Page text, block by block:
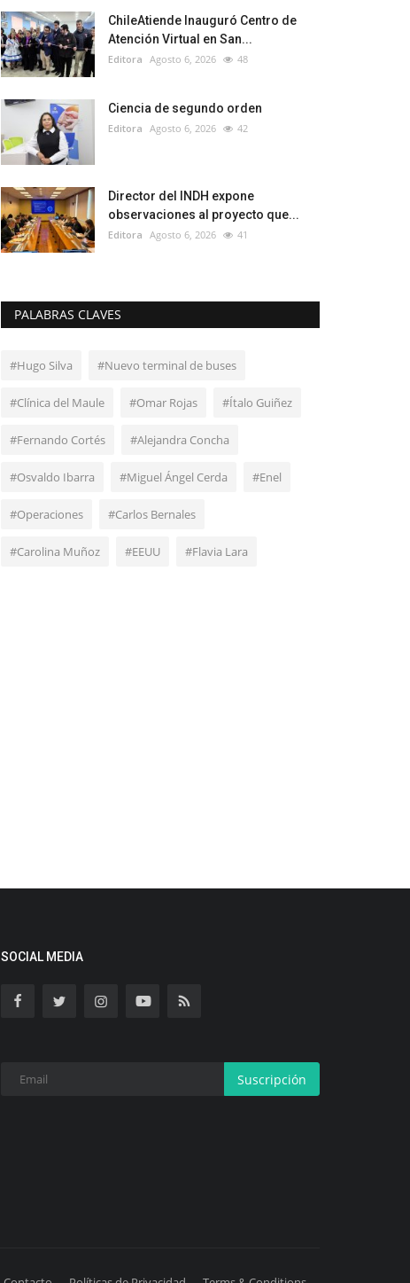
ChileAtiende Inauguró Centro de
Atención Virtual en San...
Editora Agosto 6, 2026 48
Ciencia de segundo orden
Editora Agosto 6, 2026 42
Director del INDH expone
observaciones al proyecto que...
Editora Agosto 6, 2026 41
PALABRAS CLAVES
#Hugo Silva #Nuevo terminal de buses
#Clínica del Maule #Omar Rojas #Ítalo Guiñez
#Fernando Cortés #Alejandra Concha
#Osvaldo Ibarra #Miguel Ángel Cerda #Enel
#Operaciones #Carlos Bernales
#Carolina Muñoz #EEUU #Flavia Lara
SOCIAL MEDIA
Suscripción